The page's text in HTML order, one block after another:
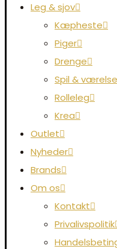
Leg & sjov
Kæpheste
Piger
Drenge
Spil &
Rolleleg
Krea
Outlet
Nyheder
Brands
Om os
Kontakt
Privalivspolitik